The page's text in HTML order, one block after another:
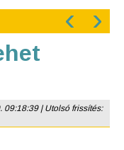
‹ ›
09:18:39 | Utolsó frissítés: